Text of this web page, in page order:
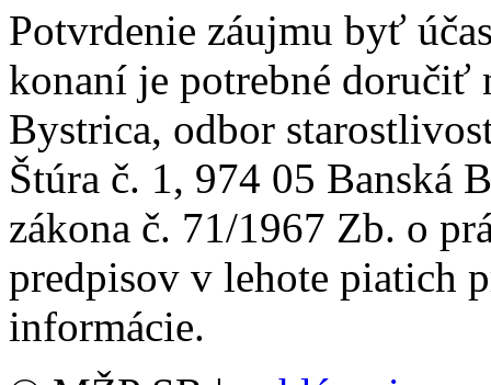
Potvrdenie záujmu byť
konaní je potrebné doručiť
Bystrica, odbor
Štúra č. 1, 974 05 Banská
zákona č. 71/1967 Zb. o
predpisov v lehote piatich
informácie.